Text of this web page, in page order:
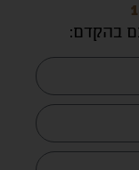
בהקדם: